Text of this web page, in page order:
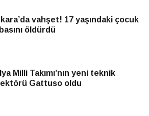
vahşet! 17 yaşındaki çocuk
öldürdü
Milli Takımı’nın yeni teknik
Gattuso oldu